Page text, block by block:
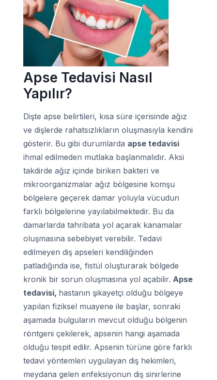
Apse Tedavisi Nasıl
Yapılır?
Dişte apse belirtileri, kısa süre içerisinde ağız
ve dişlerde rahatsızlıkların oluşmasıyla kendini
gösterir. Bu gibi durumlarda apse tedavisi
ihmal edilmeden mutlaka başlanmalıdır. Aksi
takdirde ağız içinde biriken bakteri ve
mikroorganizmalar ağız bölgesine komşu
bölgelere geçerek damar yoluyla vücudun
farklı bölgelerine yayılabilmektedir. Bu da
damarlarda tahribata yol açarak kanamalar
oluşmasına sebebiyet verebilir. Tedavi
edilmeyen diş apseleri kendiliğinden
patladığında ise, fistül oluşturarak bölgede
kronik bir sorun oluşmasına yol açabilir. Apse
tedavisi, hastanın şikayetçi olduğu bölgeye
yapılan fiziksel muayene ile başlar, sonraki
aşamada bulguların mevcut olduğu bölgenin
röntgeni çekilerek, apsenin hangi aşamada
olduğu tespit edilir. Apsenin türüne göre farklı
tedavi yöntemleri uygulayan diş hekimleri,
meydana gelen enfeksiyonun diş sinirlerine